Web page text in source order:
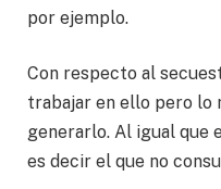
por ejemplo.
Con respecto al
trabajar en ello pero lo
generarlo. Al igual que
es decir el que no